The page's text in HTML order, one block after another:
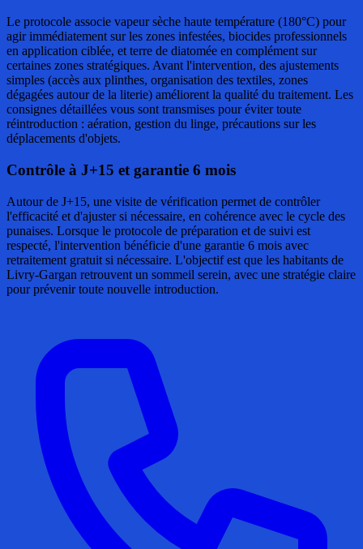
Le protocole associe vapeur sèche haute température (180°C) pour
agir immédiatement sur les zones infestées, biocides professionnels
en application ciblée, et terre de diatomée en complément sur
certaines zones stratégiques. Avant l'intervention, des ajustements
simples (accès aux plinthes, organisation des textiles, zones
dégagées autour de la literie) améliorent la qualité du traitement. Les
consignes détaillées vous sont transmises pour éviter toute
réintroduction : aération, gestion du linge, précautions sur les
déplacements d'objets.
Contrôle à J+15 et garantie 6 mois
Autour de J+15, une visite de vérification permet de contrôler
l'efficacité et d'ajuster si nécessaire, en cohérence avec le cycle des
punaises. Lorsque le protocole de préparation et de suivi est
respecté, l'intervention bénéficie d'une garantie 6 mois avec
retraitement gratuit si nécessaire. L'objectif est que les habitants de
Livry-Gargan retrouvent un sommeil serein, avec une stratégie claire
pour prévenir toute nouvelle introduction.